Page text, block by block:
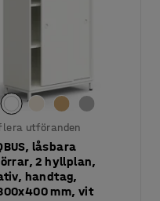
utföranden
låsbara
2 hyllplan,
handtag,
mm, vit